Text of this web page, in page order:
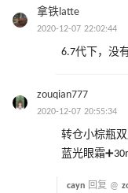
拿铁latte
2020-12-07 22:02:44
6.7代下，没
zouqian777
2020-12-07 20:55:34
转仓小棕瓶
蓝光眼霜
cayn 回复 @